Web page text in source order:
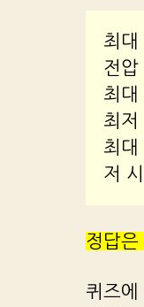
최
전
최
최저
최
저
정답은
퀴즈에